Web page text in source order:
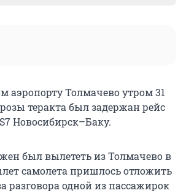
аэропорту Толмачево утром 31
теракта был задержан рейс
Новосибирск–Баку.
был вылететь из Толмачево в
самолета пришлось отложить
разговора одной из пассажирок